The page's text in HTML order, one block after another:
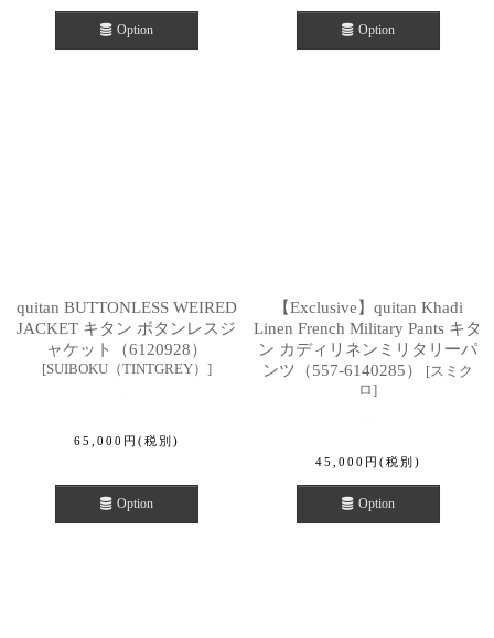
Option Option
quitan BUTTONLESS WEIRED
JACKET キタン ボタンレスジ
ャケット（6120928）
[SUIBOKU（TINTGREY） ]
65,000 円 (税別)
Option
【Exclusive】quitan Khadi
Linen French Military Pants キタ
ン カディリネンミリタリーパ
ンツ（557-6140285）
[スミク
ロ]
45,000 円 (税別)
Option